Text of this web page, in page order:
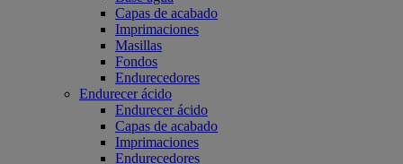
Capas de acabado
Imprimaciones
Masillas
Fondos
Endurecedores
Endurecer ácido
Endurecer ácido
Capas de acabado
Imprimaciones
Endurecedores